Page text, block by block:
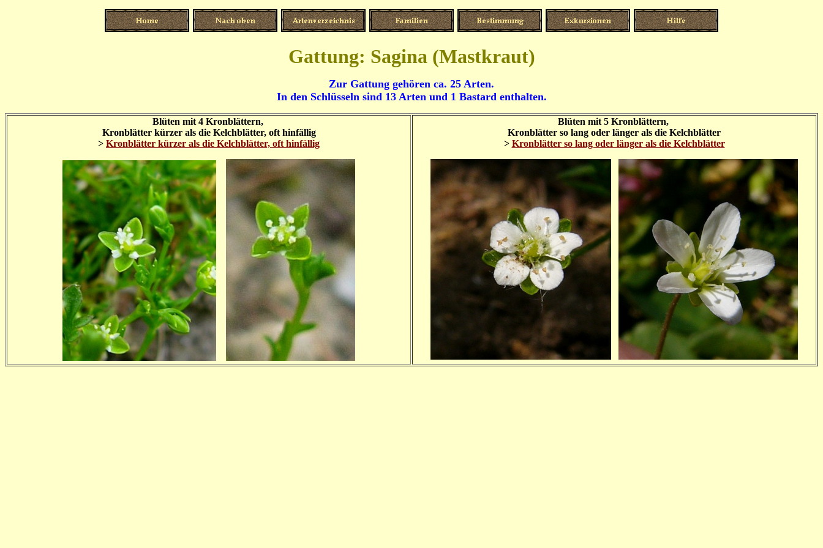
Gattung: Sagina (Mastkraut)
Zur Gattung gehören ca. 25 Arten.
In den Schlüsseln sind 13 Arten und 1 Bastard enthalten.
Blüten mit 4 Kronblättern,
Kronblätter kürzer als die Kelchblätter, oft hinfällig
> Kronblätter kürzer als die Kelchblätter, oft hinfällig
Blüten mit 5 Kronblättern,
Kronblätter so lang oder länger als die Kelchblätter
> Kronblätter so lang oder länger als die Kelchblätter